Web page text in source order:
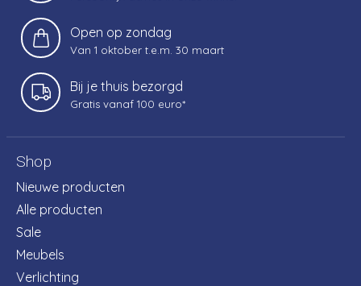
Open op zondag
Van 1 oktober t.e.m. 30 maart
Bij je thuis bezorgd
Gratis vanaf 100 euro*
Shop
Nieuwe producten
Alle producten
Sale
Meubels
Verlichting